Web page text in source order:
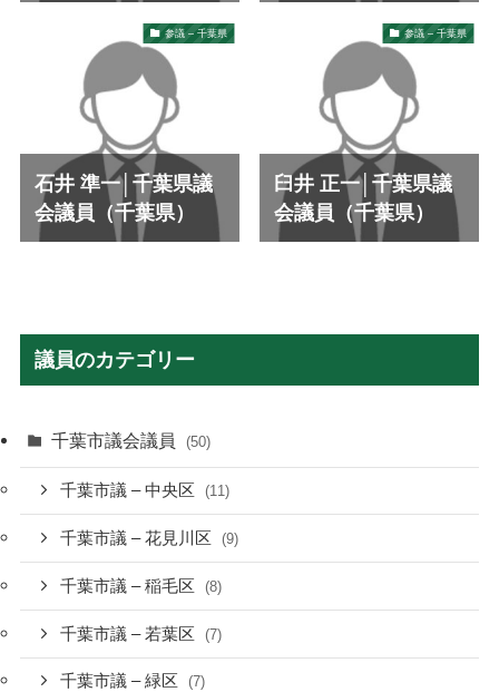
参議 – 千葉県
石井 準一│千葉県議
会議員（千葉県）
参議 – 千葉県
臼井 正一│千葉県議
会議員（千葉県）
議員のカテゴリー
千葉市議会議員 (50)
千葉市議 – 中央区 (11)
千葉市議 – 花見川区 (9)
千葉市議 – 稲毛区 (8)
千葉市議 – 若葉区 (7)
千葉市議 – 緑区 (7)